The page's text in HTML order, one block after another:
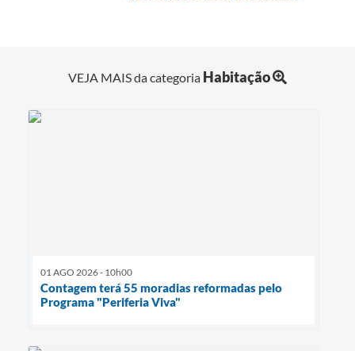
VEJA MAIS da categoria Habitação
01 AGO 2026 - 10h00
Contagem terá 55 moradias reformadas pelo
Programa "Periferia Viva"